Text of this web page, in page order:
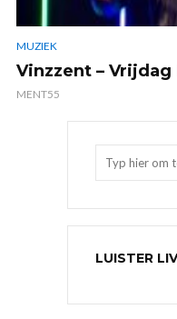
MUZIEK
Vinzzent – Vrijdag
MENT55
LUISTER